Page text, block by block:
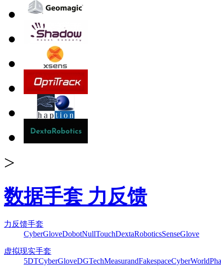
>
数据手套 力反馈
力反馈手套
CyberGloveDobotNullTouchDextaRoboticsSenseGlove
虚拟现实手套
5DTCyberGloveDGTechMeasurandFakespaceCyberWorld